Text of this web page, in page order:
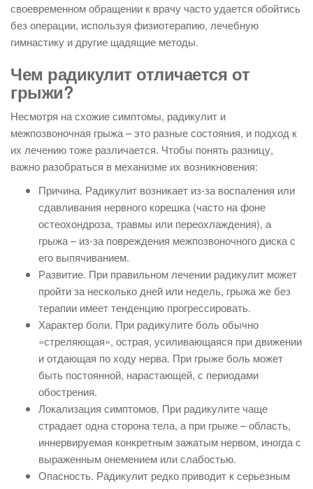
своевременном обращении к врачу часто удается обойтись
без операции, используя физиотерапию, лечебную
гимнастику и другие щадящие методы.
Чем радикулит отличается от
грыжи?
Несмотря на схожие симптомы, радикулит и
межпозвоночная грыжа – это разные состояния, и подход к
их лечению тоже различается. Чтобы понять разницу,
важно разобраться в механизме их возникновения:
Причина. Радикулит возникает из-за воспаления или
сдавливания нервного корешка (часто на фоне
остеохондроза, травмы или переохлаждения), а
грыжа – из-за повреждения межпозвоночного диска с
его выпячиванием.
Развитие. При правильном лечении радикулит может
пройти за несколько дней или недель, грыжа же без
терапии имеет тенденцию прогрессировать.
Характер боли. При радикулите боль обычно
«стреляющая», острая, усиливающаяся при движении
и отдающая по ходу нерва. При грыже боль может
быть постоянной, нарастающей, с периодами
обострения.
Локализация симптомов. При радикулите чаще
страдает одна сторона тела, а при грыже – область,
иннервируемая конкретным зажатым нервом, иногда с
выраженным онемением или слабостью.
Опасность. Радикулит редко приводит к серьезным